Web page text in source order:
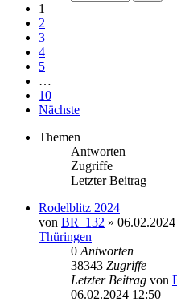
1
2
3
4
5
…
10
Nächste
Themen
Antworten
Zugriffe
Letzter Beitrag
Rodelblitz 2024
von BR_132 »
Thüringen
0 Antworten
38343 Zugriffe
Letzter Beitrag von
06.02.2024 12:50